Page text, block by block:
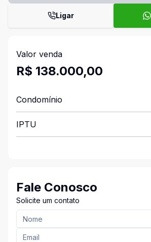
Ligar
Valor venda
R$ 138.000,00
Condomínio
IPTU
Fale Conosco
Solicite um contato